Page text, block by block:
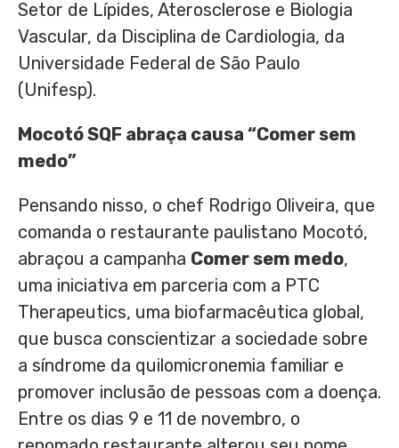
Setor de Lípides, Aterosclerose e Biologia
Vascular, da Disciplina de Cardiologia, da
Universidade Federal de São Paulo
(Unifesp).
Mocotó SQF abraça causa “Comer sem
medo”
Pensando nisso, o chef Rodrigo Oliveira, que
comanda o restaurante paulistano Mocotó,
abraçou a campanha Comer sem medo,
uma iniciativa em parceria com a PTC
Therapeutics, uma biofarmacêutica global,
que busca conscientizar a sociedade sobre
a síndrome da quilomicronemia familiar e
promover inclusão de pessoas com a doença.
Entre os dias 9 e 11 de novembro, o